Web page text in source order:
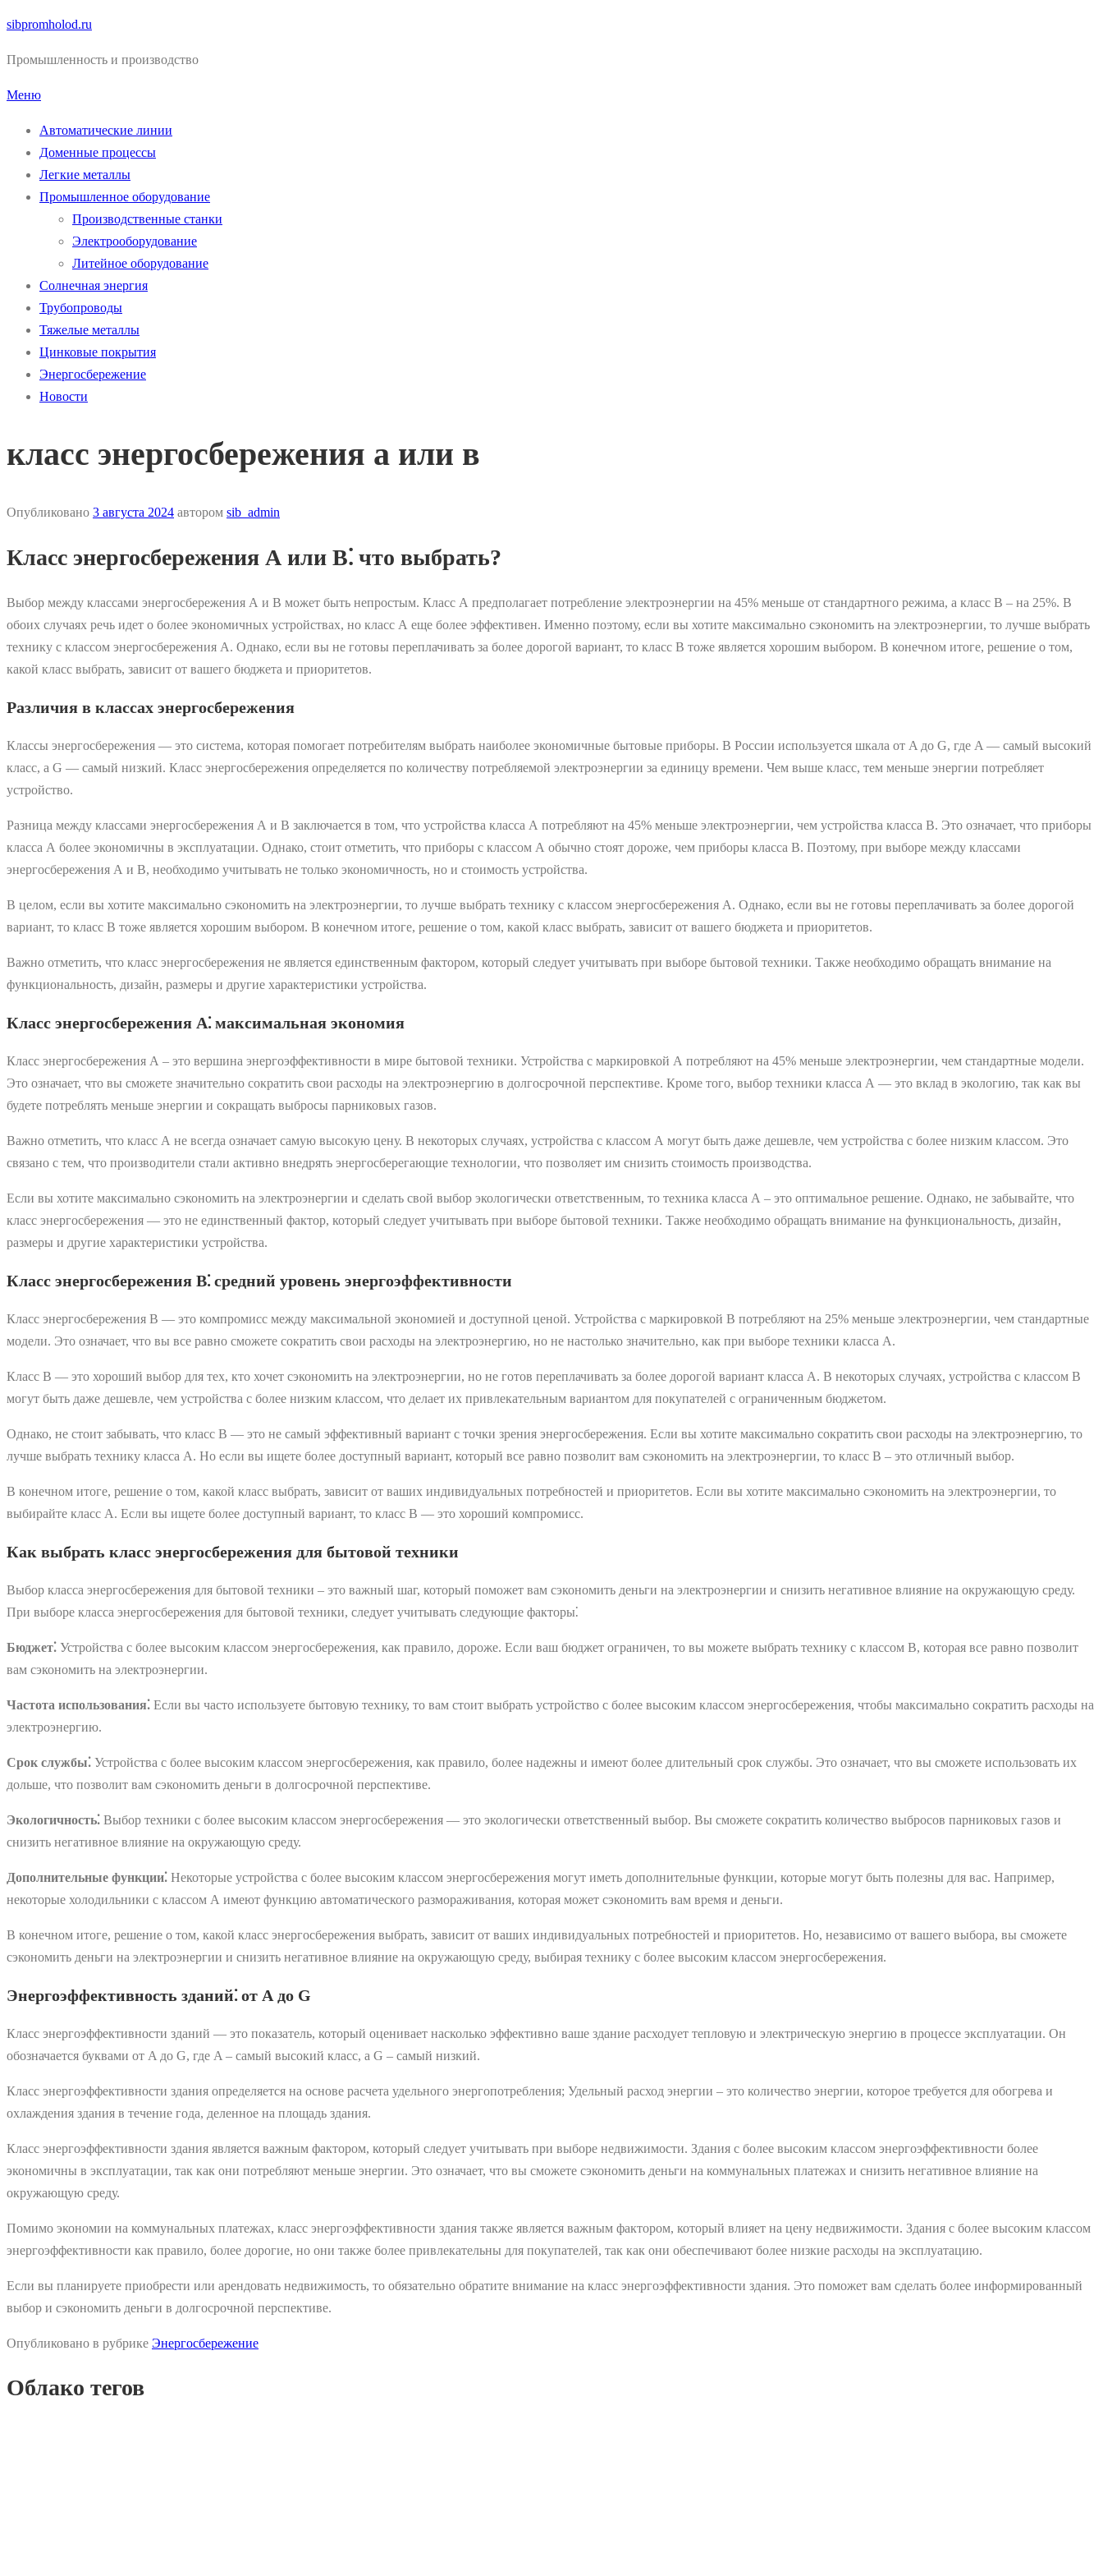
Перейти
содержимому
sibpromholod.ru
Промышленность и производство
Меню
Автоматические линии
Доменные процессы
Легкие металлы
Промышленное оборудование
Производственные станки
Электрооборудование
Литейное оборудование
Солнечная энергия
Трубопроводы
Тяжелые металлы
Цинковые покрытия
Энергосбережение
Новости
класс энергосбережения а или в
Опубликовано 3 августа 2024 автором sib_admin
Класс энергосбережения А или В⁚ что выбрать?
Выбор между классами энергосбережения А и В может быть непростым. Класс А предполагает потребление электроэнергии на 45% меньше от стандартного режима, а класс В ‒ на 25%. В
обоих случаях речь идет о более экономичных устройствах, но класс А еще более эффективен. Именно поэтому, если вы хотите максимально сэкономить на электроэнергии, то лучше выбрать
технику с классом энергосбережения А. Однако, если вы не готовы переплачивать за более дорогой вариант, то класс В тоже является хорошим выбором. В конечном итоге, решение о том,
какой класс выбрать, зависит от вашего бюджета и приоритетов.
Различия в классах энергосбережения
Классы энергосбережения ― это система, которая помогает потребителям выбрать наиболее экономичные бытовые приборы. В России используется шкала от A до G, где A ― самый высокий
класс, а G ― самый низкий. Класс энергосбережения определяется по количеству потребляемой электроэнергии за единицу времени. Чем выше класс, тем меньше энергии потребляет
устройство.
Разница между классами энергосбережения А и В заключается в том, что устройства класса А потребляют на 45% меньше электроэнергии, чем устройства класса В. Это означает, что приборы
класса А более экономичны в эксплуатации. Однако, стоит отметить, что приборы с классом А обычно стоят дороже, чем приборы класса В. Поэтому, при выборе между классами
энергосбережения А и В, необходимо учитывать не только экономичность, но и стоимость устройства.
В целом, если вы хотите максимально сэкономить на электроэнергии, то лучше выбрать технику с классом энергосбережения А. Однако, если вы не готовы переплачивать за более дорогой
вариант, то класс В тоже является хорошим выбором. В конечном итоге, решение о том, какой класс выбрать, зависит от вашего бюджета и приоритетов.
Важно отметить, что класс энергосбережения не является единственным фактором, который следует учитывать при выборе бытовой техники. Также необходимо обращать внимание на
функциональность, дизайн, размеры и другие характеристики устройства.
Класс энергосбережения А⁚ максимальная экономия
Класс энергосбережения А ‒ это вершина энергоэффективности в мире бытовой техники. Устройства с маркировкой А потребляют на 45% меньше электроэнергии, чем стандартные модели.
Это означает, что вы сможете значительно сократить свои расходы на электроэнергию в долгосрочной перспективе. Кроме того, выбор техники класса А ― это вклад в экологию, так как вы
будете потреблять меньше энергии и сокращать выбросы парниковых газов.
Важно отметить, что класс А не всегда означает самую высокую цену. В некоторых случаях, устройства с классом А могут быть даже дешевле, чем устройства с более низким классом. Это
связано с тем, что производители стали активно внедрять энергосберегающие технологии, что позволяет им снизить стоимость производства.
Если вы хотите максимально сэкономить на электроэнергии и сделать свой выбор экологически ответственным, то техника класса А ‒ это оптимальное решение. Однако, не забывайте, что
класс энергосбережения ― это не единственный фактор, который следует учитывать при выборе бытовой техники. Также необходимо обращать внимание на функциональность, дизайн,
размеры и другие характеристики устройства.
Класс энергосбережения В⁚ средний уровень энергоэффективности
Класс энергосбережения В ― это компромисс между максимальной экономией и доступной ценой. Устройства с маркировкой В потребляют на 25% меньше электроэнергии, чем стандартные
модели. Это означает, что вы все равно сможете сократить свои расходы на электроэнергию, но не настолько значительно, как при выборе техники класса А.
Класс В ― это хороший выбор для тех, кто хочет сэкономить на электроэнергии, но не готов переплачивать за более дорогой вариант класса А. В некоторых случаях, устройства с классом В
могут быть даже дешевле, чем устройства с более низким классом, что делает их привлекательным вариантом для покупателей с ограниченным бюджетом.
Однако, не стоит забывать, что класс В ― это не самый эффективный вариант с точки зрения энергосбережения. Если вы хотите максимально сократить свои расходы на электроэнергию, то
лучше выбрать технику класса А. Но если вы ищете более доступный вариант, который все равно позволит вам сэкономить на электроэнергии, то класс В ‒ это отличный выбор.
В конечном итоге, решение о том, какой класс выбрать, зависит от ваших индивидуальных потребностей и приоритетов. Если вы хотите максимально сэкономить на электроэнергии, то
выбирайте класс А. Если вы ищете более доступный вариант, то класс В ― это хороший компромисс.
Как выбрать класс энергосбережения для бытовой техники
Выбор класса энергосбережения для бытовой техники ‒ это важный шаг, который поможет вам сэкономить деньги на электроэнергии и снизить негативное влияние на окружающую среду.
При выборе класса энергосбережения для бытовой техники, следует учитывать следующие факторы⁚
Бюджет⁚ Устройства с более высоким классом энергосбережения, как правило, дороже. Если ваш бюджет ограничен, то вы можете выбрать технику с классом В, которая все равно позволит
вам сэкономить на электроэнергии.
Частота использования⁚ Если вы часто используете бытовую технику, то вам стоит выбрать устройство с более высоким классом энергосбережения, чтобы максимально сократить расходы на
электроэнергию.
Срок службы⁚ Устройства с более высоким классом энергосбережения, как правило, более надежны и имеют более длительный срок службы. Это означает, что вы сможете использовать их
дольше, что позволит вам сэкономить деньги в долгосрочной перспективе.
Экологичность⁚ Выбор техники с более высоким классом энергосбережения ― это экологически ответственный выбор. Вы сможете сократить количество выбросов парниковых газов и
снизить негативное влияние на окружающую среду.
Дополнительные функции⁚ Некоторые устройства с более высоким классом энергосбережения могут иметь дополнительные функции, которые могут быть полезны для вас. Например,
некоторые холодильники с классом А имеют функцию автоматического размораживания, которая может сэкономить вам время и деньги.
В конечном итоге, решение о том, какой класс энергосбережения выбрать, зависит от ваших индивидуальных потребностей и приоритетов. Но, независимо от вашего выбора, вы сможете
сэкономить деньги на электроэнергии и снизить негативное влияние на окружающую среду, выбирая технику с более высоким классом энергосбережения.
Энергоэффективность зданий⁚ от А до G
Класс энергоэффективности зданий ― это показатель, который оценивает насколько эффективно ваше здание расходует тепловую и электрическую энергию в процессе эксплуатации. Он
обозначается буквами от A до G, где A ‒ самый высокий класс, а G ‒ самый низкий.
Класс энергоэффективности здания определяется на основе расчета удельного энергопотребления; Удельный расход энергии ‒ это количество энергии, которое требуется для обогрева и
охлаждения здания в течение года, деленное на площадь здания.
Класс энергоэффективности здания является важным фактором, который следует учитывать при выборе недвижимости. Здания с более высоким классом энергоэффективности более
экономичны в эксплуатации, так как они потребляют меньше энергии. Это означает, что вы сможете сэкономить деньги на коммунальных платежах и снизить негативное влияние на
окружающую среду.
Помимо экономии на коммунальных платежах, класс энергоэффективности здания также является важным фактором, который влияет на цену недвижимости. Здания с более высоким классом
энергоэффективности как правило, более дорогие, но они также более привлекательны для покупателей, так как они обеспечивают более низкие расходы на эксплуатацию.
Если вы планируете приобрести или арендовать недвижимость, то обязательно обратите внимание на класс энергоэффективности здания. Это поможет вам сделать более информированный
выбор и сэкономить деньги в долгосрочной перспективе.
Опубликовано в рубрике Энергосбережение
Облако тегов